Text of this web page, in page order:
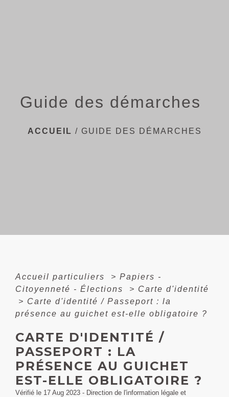
Guide des démarches
ACCUEIL / GUIDE DES DÉMARCHES
Accueil particuliers > Papiers -
Citoyenneté - Élections
> Carte d'identité
> Carte d'identité / Passeport : la
présence au guichet est-elle obligatoire ?
CARTE D'IDENTITÉ /
PASSEPORT : LA
PRÉSENCE AU GUICHET
EST-ELLE OBLIGATOIRE ?
Vérifié le 17 Aug 2023 - Direction de l'information légale et